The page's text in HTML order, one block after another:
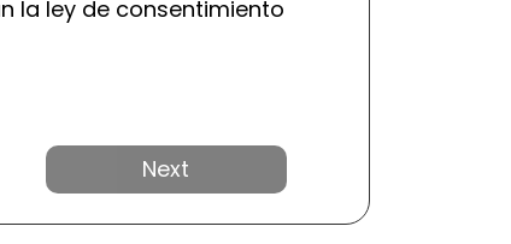
la ley de consentimiento
Próximo